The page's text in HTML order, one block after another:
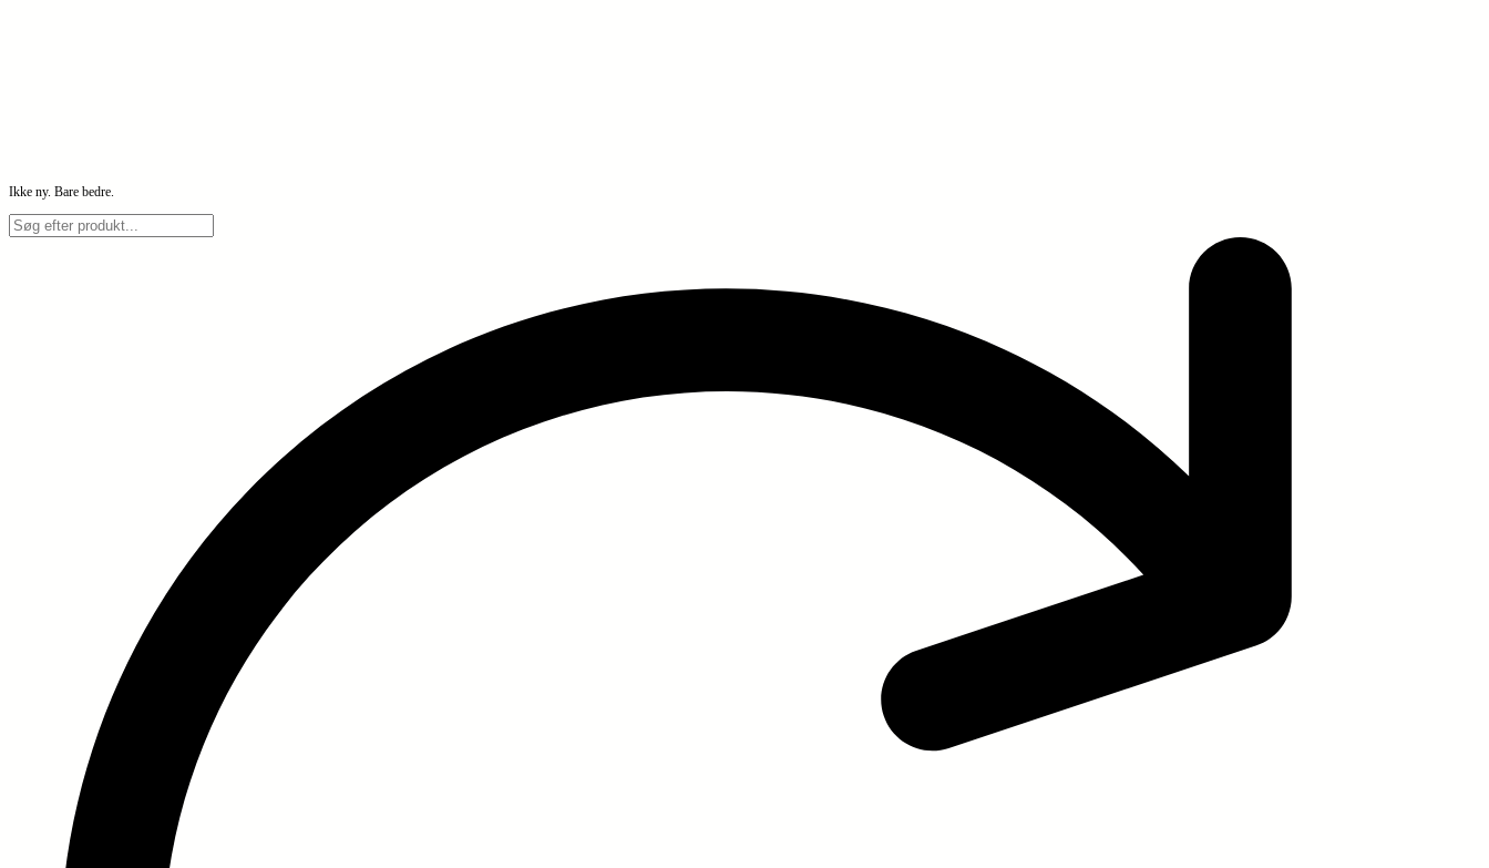
Ikke ny. Bare bedre.